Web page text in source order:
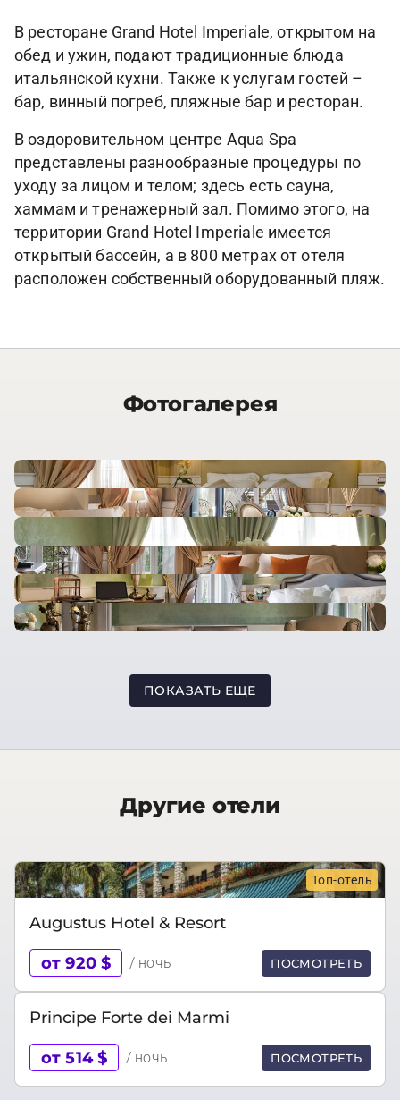
В ресторане Grand Hotel Imperiale, открытом на
обед и ужин, подают традиционные блюда
итальянской кухни. Также к услугам гостей –
бар, винный погреб, пляжные бар и ресторан.
В оздоровительном центре Aqua Spa
представлены разнообразные процедуры по
уходу за лицом и телом; здесь есть сауна,
хаммам и тренажерный зал. Помимо этого, на
территории Grand Hotel Imperiale имеется
открытый бассейн, а в 800 метрах от отеля
расположен собственный оборудованный пляж.
Фотогалерея
ПОКАЗАТЬ ЕЩЕ
Другие отели
Топ-отель
Augustus Hotel & Resort
от 920 $ / ночь ПОСМОТРЕТЬ
Principe Forte dei Marmi
от 514 $ / ночь ПОСМОТРЕТЬ